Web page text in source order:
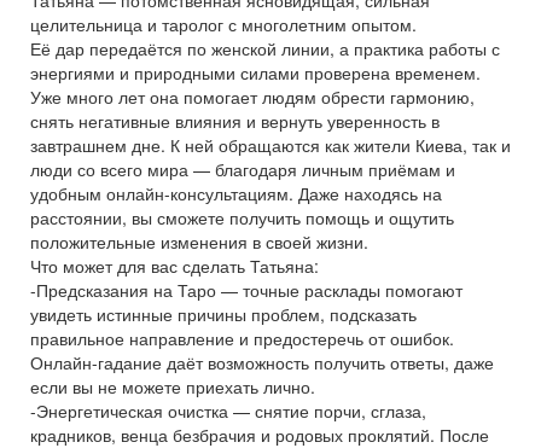
целительница и таролог с многолетним опытом.
Её дар передаётся по женской линии, а практика работы с
энергиями и природными силами проверена временем.
Уже много лет она помогает людям обрести гармонию,
снять негативные влияния и вернуть уверенность в
завтрашнем дне. К ней обращаются как жители Киева, так и
люди со всего мира — благодаря личным приёмам и
удобным онлайн-консультациям. Даже находясь на
расстоянии, вы сможете получить помощь и ощутить
положительные изменения в своей жизни.
Что может для вас сделать Татьяна:
-Предсказания на Таро — точные расклады помогают
увидеть истинные причины проблем, подсказать
правильное направление и предостеречь от ошибок.
Онлайн-гадание даёт возможность получить ответы, даже
если вы не можете приехать лично.
-Энергетическая очистка — снятие порчи, сглаза,
крадников, венца безбрачия и родовых проклятий. После